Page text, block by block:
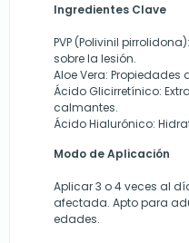
Ingredientes Clave
PVP (Polivinil pirrolidona):
sobre la lesión.
Aloe Vera: Propiedades
Ácido Glicirretínico:
calmantes.
Ácido Hialurónico:
Modo de Aplicación
Aplicar 3 o 4 veces al
afectada. Apto para
edades.